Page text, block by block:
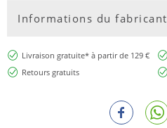
Informations du fabricant
Livraison gratuite* à partir de 129 €
Retours gratuits